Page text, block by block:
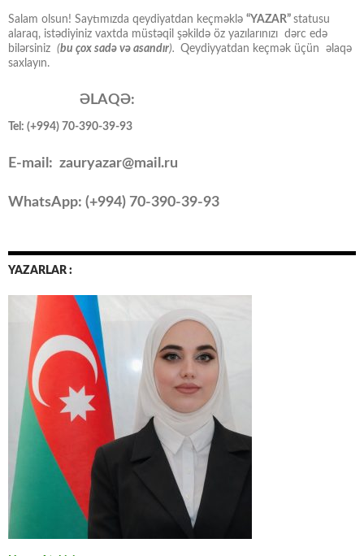
Salam olsun! Saytımızda qeydiyatdan keçməklə “YAZAR” statusu
alaraq, istədiyiniz vaxtda müstəqil şəkildə öz yazılarınızı dərc edə
bilərsiniz (bu çox sadə və asandır). Qeydiyyatdan keçmək üçün əlaqə
saxlayın.
ƏLAQƏ:
Tel: (+994) 70-390-39-93
E-mail: zauryazar@mail.ru
WhatsApp: (+994) 70-390-39-93
YAZARLAR :